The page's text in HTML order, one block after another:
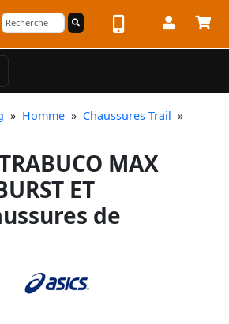
» Homme » Chaussures Trail »
MAX
ET
de